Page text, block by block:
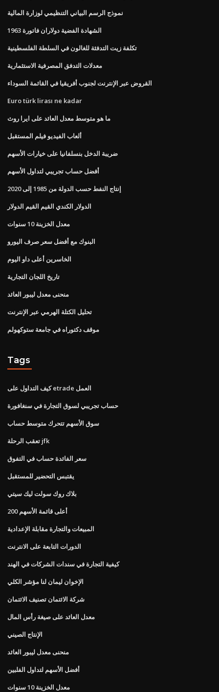
نموذج الرسم البياني التنظيمي لوزارة المالية
الشهادة الفضية دولاران فاتورة 1963
تكلفة زيت التدفئة للغالون في السلطة الفلسطينية
معدلات التدفق المصرفية الاستثمارية
القروض عبر الإنترنت لجنوب أفريقيا في القائمة السوداء
Euro türk lirası ne kadar
ما هو متوسط ​​معدل العائد على ايرا روث
ألعاب الفيديو فيلم المستقبل
ضريبة الدخل بنسلفانيا على خيارات الأسهم
أفضل حساب تجريبي لتداول الأسهم
إنتاج النفط حسب الدولة من 1985 إلى 2020
الدولار الكندي القيم القيم الدولار
معدل الخزينة 10 سنوات
البنوك مع أفضل سعر صرف اليورو
الخاسرين أعلى داو اليوم
تاريخ اللجان التجارية
منحنى معدل ليبور العائد
تحليل الكتلة الهرمي عبر الإنترنت
موقف دكتوراه في جامعة ستوكهولم
Tags
كيف التداول على etrade العمل
حساب تجريبي لسوق التجارة في سنغافورة
سوق الأسهم تتحرك متوسط ​​حساب
تعقب الرحلة jfk
سعر الفائدة حساب في التفوق
يقتبس التحضير للمستقبل
بلاك روك سولت ليك سيتي
أعلى قائمة الأسهم 200
المبيعات والتجارة مقابلة الإعدادية
الدورات التابعة على الانترنت
كيفية التجارة في سندات الشركات في الهند
الإخوان ليمان لنا مؤشر الكلي
شركة الائتمان تصنيف الائتمان
معدل العائد على صيغة رأس المال
الإنتاج الصيني
منحنى معدل ليبور العائد
أفضل الأسهم لتداول الفلبين
معدل الخزينة 10 سنوات